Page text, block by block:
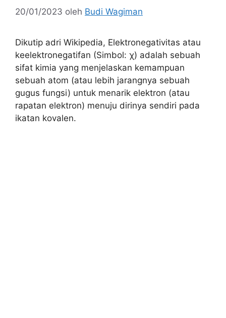
20/01/2023 oleh Budi Wagiman
Dikutip adri Wikipedia, Elektronegativitas atau
keelektronegatifan (Simbol: χ) adalah sebuah
sifat kimia yang menjelaskan kemampuan
sebuah atom (atau lebih jarangnya sebuah
gugus fungsi) untuk menarik elektron (atau
rapatan elektron) menuju dirinya sendiri pada
ikatan kovalen.